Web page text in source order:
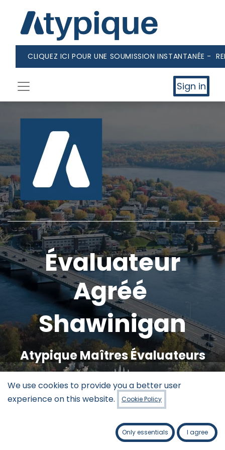
CLIQUEZ ICI POUR UNE SOUMISSION INSTANTANÉE -
Sign in
Évaluateur
Agréé
Shawinigan
Les évaluateurs agréés sont membre de l'Ordre des évaluateurs agréés du
Québec
Atypique Maîtres Évaluateurs
We use cookies to provide you a better user
experience on this website.
Cookie Policy
Only essentials I agree